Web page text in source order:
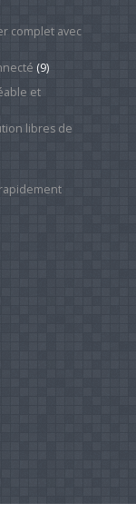
complet avec
(9)
et
libres de